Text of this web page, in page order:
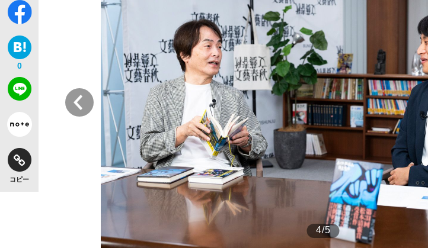
「目標達成できなかったからと言って…」サッカー日本代表・森保一監督...
もっと見る
the Style
もっと見る
0
コピー
4/5
前